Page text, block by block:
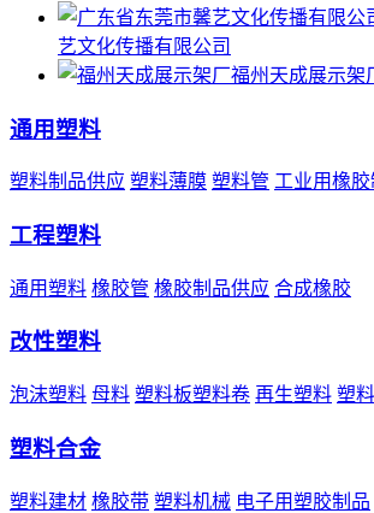
艺文化传播有限公司
福州天成展示架
通用塑料
塑料制品供应 塑料薄膜 塑料管 工业用橡胶
工程塑料
通用塑料 橡胶管 橡胶制品供应 合成橡胶
改性塑料
泡沫塑料 母料 塑料板塑料卷 再生塑料 塑
塑料合金
塑料建材 橡胶带 塑料机械 电子用塑胶制品